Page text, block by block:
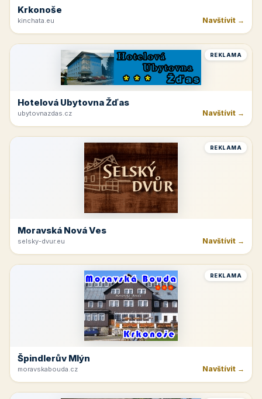
Krkonoše
kinchata.eu Navštívit →
REKLAMA
Hotelová Ubytovna Žďas
ubytovnazdas.cz Navštívit →
REKLAMA
Moravská Nová Ves
selsky-dvur.eu Navštívit →
REKLAMA
Špindlerův Mlýn
moravskabouda.cz Navštívit →